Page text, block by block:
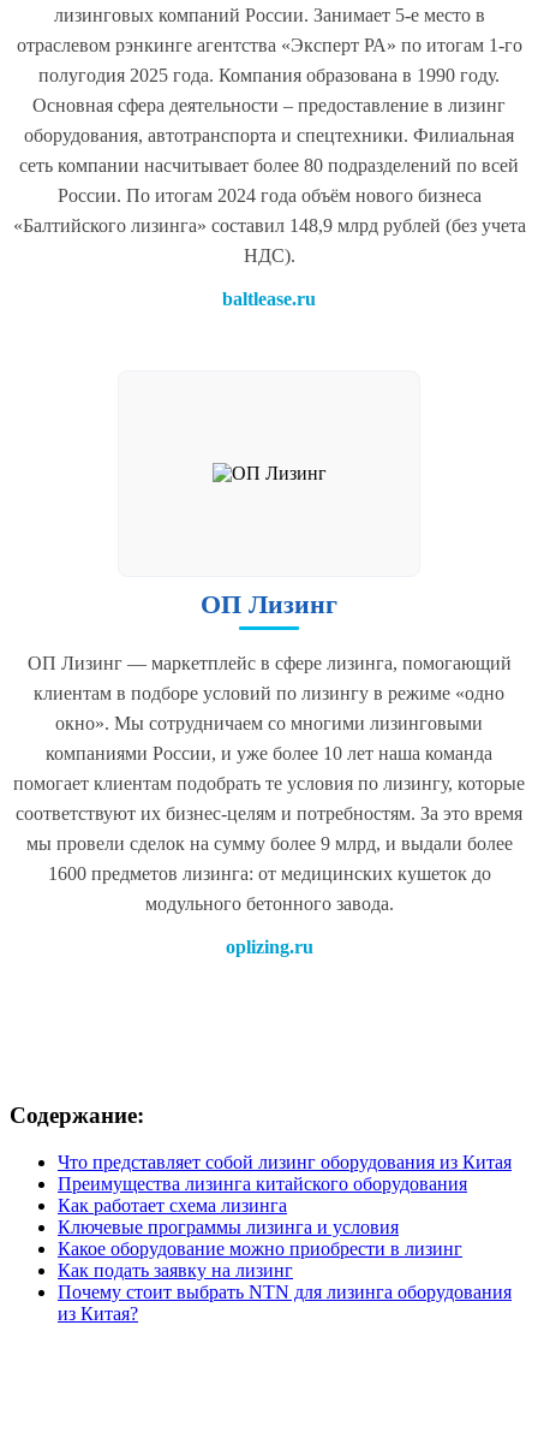
лизинговых компаний России. Занимает 5-е место в
отраслевом рэнкинге агентства «Эксперт РА» по итогам 1-го
полугодия 2025 года. Компания образована в 1990 году.
Основная сфера деятельности – предоставление в лизинг
оборудования, автотранспорта и спецтехники. Филиальная
сеть компании насчитывает более 80 подразделений по всей
России. По итогам 2024 года объём нового бизнеса
«Балтийского лизинга» составил 148,9 млрд рублей (без учета
НДС).
baltlease.ru
ОП Лизинг
ОП Лизинг — маркетплейс в сфере лизинга, помогающий
клиентам в подборе условий по лизингу в режиме «одно
окно». Мы сотрудничаем со многими лизинговыми
компаниями России, и уже более 10 лет наша команда
помогает клиентам подобрать те условия по лизингу, которые
соответствуют их бизнес-целям и потребностям. За это время
мы провели сделок на сумму более 9 млрд, и выдали более
1600 предметов лизинга: от медицинских кушеток до
модульного бетонного завода.
oplizing.ru
Содержание:
Что представляет собой лизинг оборудования из Китая
Преимущества лизинга китайского оборудования
Как работает схема лизинга
Ключевые программы лизинга и условия
Какое оборудование можно приобрести в лизинг
Как подать заявку на лизинг
Почему стоит выбрать NTN для лизинга оборудования
из Китая?